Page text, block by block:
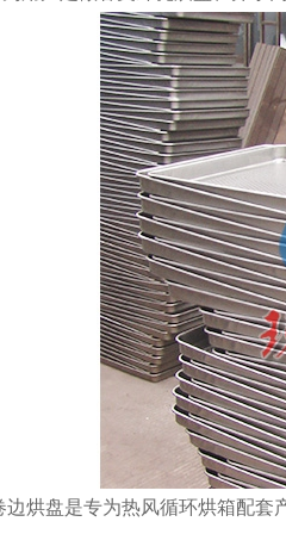
烘盘是专为热风循环烘箱配套